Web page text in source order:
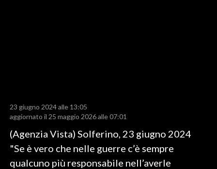
CALCIO
CALCIO REGIONALE
BASKET
VOLLEY
MOTORI
23 giugno 2024 alle 13:05
aggiornato il 25 maggio 2026 alle 07:01
(Agenzia Vista) Solferino, 23 giugno 2024
"Se è vero che nelle guerre c’è sempre
qualcuno più responsabile nell’averle